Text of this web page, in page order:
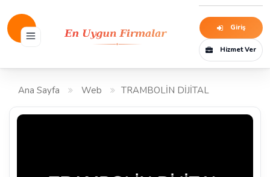
Giriş
Hizmet Ver
Ana Sayfa Web TRAMBOLİN DİJİTAL